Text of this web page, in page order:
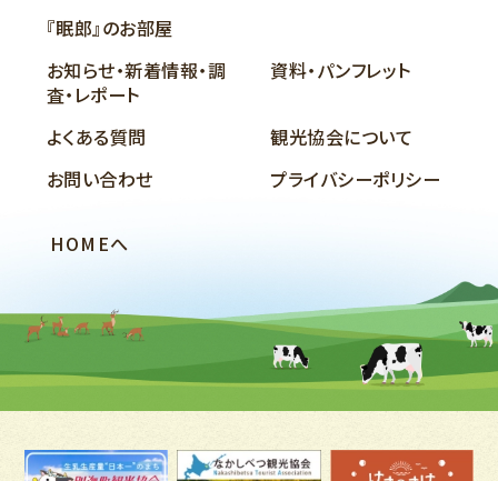
『眠郎』のお部屋
お知らせ・新着情報・調
査・レポート
資料・パンフレット
よくある質問
観光協会について
お問い合わせ
プライバシーポリシー
HOMEへ